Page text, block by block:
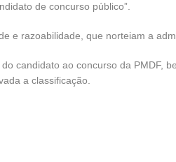
de concurso público”.
e razoabilidade, que norteiam a
candidato ao concurso da PMDF,
a classificação.